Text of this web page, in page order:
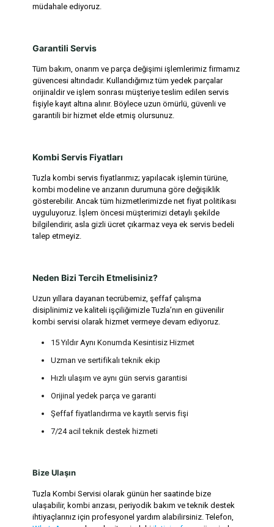
müdahale ediyoruz.
Garantili Servis
Tüm bakım, onarım ve parça değişimi işlemlerimiz firmamız
güvencesi altındadır. Kullandığımız tüm yedek parçalar
orijinaldir ve işlem sonrası müşteriye teslim edilen servis
fişiyle kayıt altına alınır. Böylece uzun ömürlü, güvenli ve
garantili bir hizmet elde etmiş olursunuz.
Kombi Servis Fiyatları
Tuzla kombi servis fiyatlarımız; yapılacak işlemin türüne,
kombi modeline ve arızanın durumuna göre değişiklik
gösterebilir. Ancak tüm hizmetlerimizde net fiyat politikası
uyguluyoruz. İşlem öncesi müşterimizi detaylı şekilde
bilgilendirir, asla gizli ücret çıkarmaz veya ek servis bedeli
talep etmeyiz.
Neden Bizi Tercih Etmelisiniz?
Uzun yıllara dayanan tecrübemiz, şeffaf çalışma
disiplinimiz ve kaliteli işçiliğimizle Tuzla’nın en güvenilir
kombi servisi olarak hizmet vermeye devam ediyoruz.
15 Yıldır Aynı Konumda Kesintisiz Hizmet
Uzman ve sertifikalı teknik ekip
Hızlı ulaşım ve aynı gün servis garantisi
Orijinal yedek parça ve garanti
Şeffaf fiyatlandırma ve kayıtlı servis fişi
7/24 acil teknik destek hizmeti
Bize Ulaşın
Tuzla Kombi Servisi olarak günün her saatinde bize
ulaşabilir, kombi arızası, periyodik bakım ve teknik destek
ihtiyaçlarınız için profesyonel yardım alabilirsiniz.Telefon